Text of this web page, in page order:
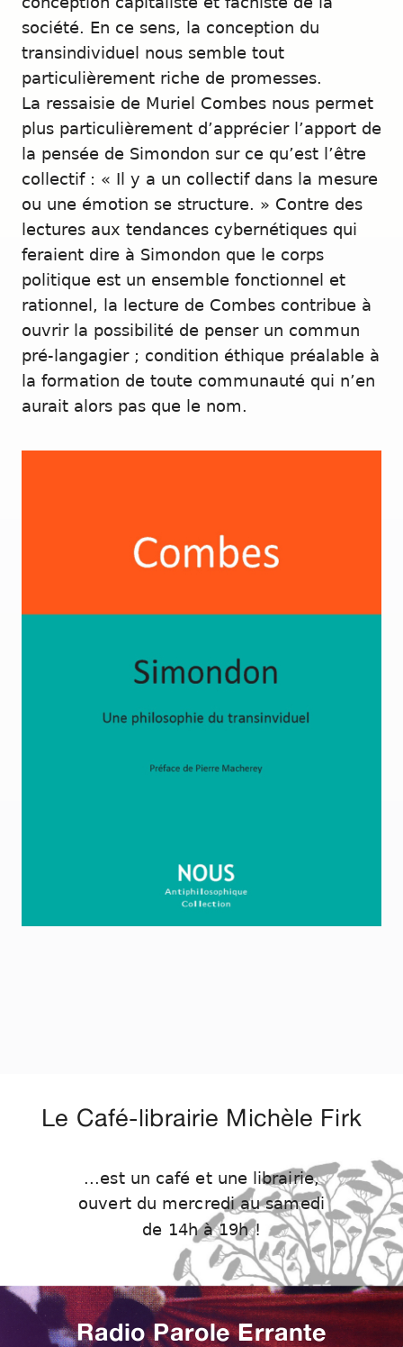
société. En ce sens, la conception du
transindividuel nous semble tout
particulièrement riche de promesses.
La ressaisie de Muriel Combes nous permet
plus particulièrement d’apprécier l’apport de
la pensée de Simondon sur ce qu’est l’être
collectif : « Il y a un collectif dans la mesure
ou une émotion se structure. » Contre des
lectures aux tendances cybernétiques qui
feraient dire à Simondon que le corps
politique est un ensemble fonctionnel et
rationnel, la lecture de Combes contribue à
ouvrir la possibilité de penser un commun
pré-langagier ; condition éthique préalable à
la formation de toute communauté qui n’en
aurait alors pas que le nom.
Le Café-librairie Michèle Firk
...est un café et une librairie,
ouvert du mercredi au samedi
de 14h à 19h !
Radio Parole Errante